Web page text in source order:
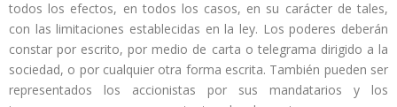
todos los efectos, en todos los casos, en su carácter de tales,
con las limitaciones establecidas en la ley. Los poderes deberán
constar por escrito, por medio de carta o telegrama dirigido a la
sociedad, o por cualquier otra forma escrita. También pueden ser
representados los accionistas por sus mandatarios y los